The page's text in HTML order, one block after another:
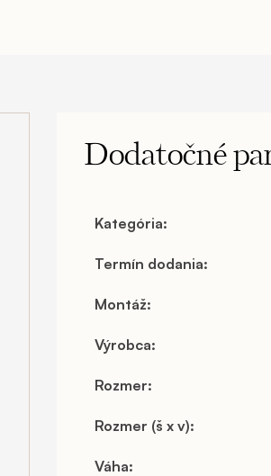
Dodatočné
Kategória:
Termín dodania:
Montáž:
Výrobca:
Rozmer:
Rozmer (š x v):
Váha: